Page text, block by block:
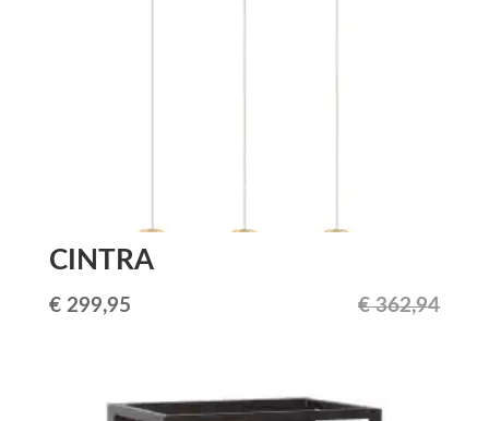
CINTRA
€362,94
Le
€299,95Le
est :